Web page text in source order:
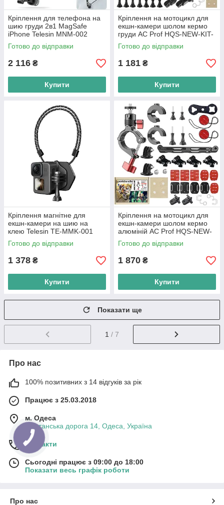
Кріплення для телефона на
шию груди 2в1 MagSafe
iPhone Telesin MNM-002
Готово до відправки
2 116 ₴
Купити
Кріплення на мотоцикл для
екшн-камери шолом кермо
груди AC Prof HQS-NEW-KIT-
M02
Готово до відправки
1 181 ₴
Купити
Кріплення магнітне для
екшн-камери на шию на
клею Telesin TE-MMK-001
Готово до відправки
1 378 ₴
Купити
Кріплення на мотоцикл для
екшн-камери шолом кермо
алюміній AC Prof HQS-NEW-
KIT-M06
Готово до відправки
1 870 ₴
Купити
Показати ще
1 / 7
Про нас
100% позитивних з 14 відгуків за рік
Працює з 25.03.2018
м. Одеса
Фонтанська дорога 14, Одеса, Україна
Контакти
Сьогодні працює з 09:00 до 18:00
Показати весь графік роботи
Про нас